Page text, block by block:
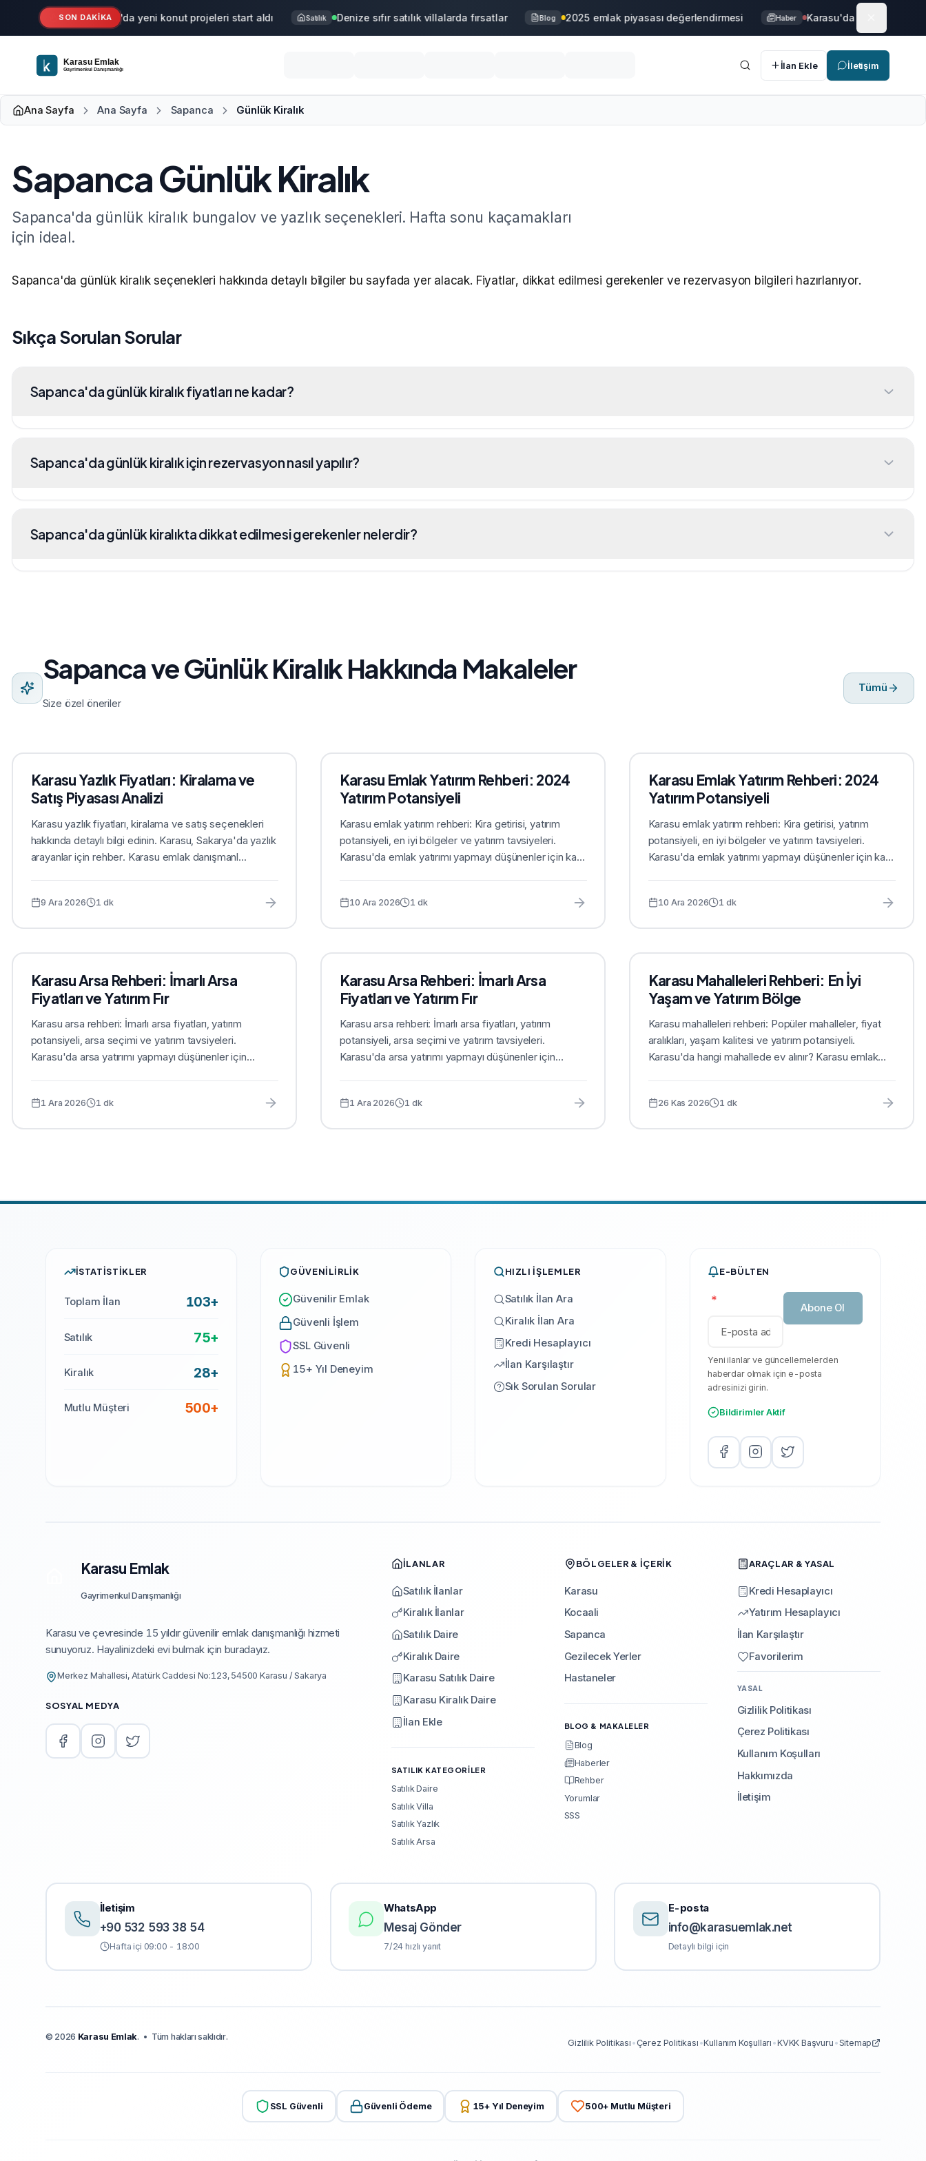
Ana içeriğe geç
SON DAKİKA
Haber Karasu'da yeni konut projeleri start aldı Satılık Denize sıfır satılık villalarda fırsatlar Blog 2025 emlak piyasası değerlendirmesi Haber Karasu'da yeni konut
İlan Ekle İletişim
Ana Sayfa Ana Sayfa Sapanca Günlük Kiralık
Sapanca Günlük Kiralık
Sapanca'da günlük kiralık bungalov ve yazlık seçenekleri. Hafta sonu kaçamakları
için ideal.
Sapanca'da günlük kiralık seçenekleri hakkında detaylı bilgiler bu sayfada yer alacak. Fiyatlar, dikkat edilmesi gerekenler ve rezervasyon bilgileri hazırlanıyor.
Sıkça Sorulan Sorular
Sapanca'da günlük kiralık fiyatları ne kadar?
Sapanca'da günlük kiralık için rezervasyon nasıl yapılır?
Sapanca'da günlük kiralıkta dikkat edilmesi gerekenler nelerdir?
Sapanca ve Günlük Kiralık Hakkında Makaleler
Size özel öneriler
Tümü
Karasu Yazlık Fiyatları: Kiralama ve
Satış Piyasası Analizi
Karasu yazlık fiyatları, kiralama ve satış seçenekleri
hakkında detaylı bilgi edinin. Karasu, Sakarya'da yazlık
arayanlar için rehber. Karasu emlak danışmanl...
9 Ara 2026 1 dk
Karasu Emlak Yatırım Rehberi: 2024
Yatırım Potansiyeli
Karasu emlak yatırım rehberi: Kira getirisi, yatırım
potansiyeli, en iyi bölgeler ve yatırım tavsiyeleri.
Karasu'da emlak yatırımı yapmayı düşünenler için ka...
10 Ara 2026 1 dk
Karasu Emlak Yatırım Rehberi: 2024
Yatırım Potansiyeli
Karasu emlak yatırım rehberi: Kira getirisi, yatırım
potansiyeli, en iyi bölgeler ve yatırım tavsiyeleri.
Karasu'da emlak yatırımı yapmayı düşünenler için ka...
10 Ara 2026 1 dk
Karasu Arsa Rehberi: İmarlı Arsa
Fiyatları ve Yatırım Fır
Karasu arsa rehberi: İmarlı arsa fiyatları, yatırım
potansiyeli, arsa seçimi ve yatırım tavsiyeleri.
Karasu'da arsa yatırımı yapmayı düşünenler için
1 Ara 2026 1 dk
Karasu Arsa Rehberi: İmarlı Arsa
Fiyatları ve Yatırım Fır
Karasu arsa rehberi: İmarlı arsa fiyatları, yatırım
potansiyeli, arsa seçimi ve yatırım tavsiyeleri.
Karasu'da arsa yatırımı yapmayı düşünenler için
1 Ara 2026 1 dk
Karasu Mahalleleri Rehberi: En İyi
Yaşam ve Yatırım Bölge
Karasu mahalleleri rehberi: Popüler mahalleler, fiyat
aralıkları, yaşam kalitesi ve yatırım potansiyeli.
Karasu'da hangi mahallede ev alınır? Karasu emlak
26 Kas 2026 1 dk
İSTATISTIKLER
Toplam İlan 103+
Satılık 75+
Kiralık 28+
Mutlu Müşteri 500+
GÜVENILIRLIK
Güvenilir Emlak
Güvenli İşlem
SSL Güvenli
15+ Yıl Deneyim
HIZLI İŞLEMLER
Satılık İlan Ara
Kiralık İlan Ara
Kredi Hesaplayıcı
İlan Karşılaştır
Sık Sorulan Sorular
E-BÜLTEN
*
Abone Ol
Yeni ilanlar ve güncellemelerden
haberdar olmak için e-posta
adresinizi girin.
Bildirimler Aktif
Karasu Emlak
Gayrimenkul Danışmanlığı
Karasu ve çevresinde 15 yıldır güvenilir emlak danışmanlığı hizmeti
sunuyoruz. Hayalinizdeki evi bulmak için buradayız.
Merkez Mahallesi, Atatürk Caddesi No:123, 54500 Karasu / Sakarya
SOSYAL MEDYA
İLANLAR
Satılık İlanlar
Kiralık İlanlar
Satılık Daire
Kiralık Daire
Karasu Satılık Daire
Karasu Kiralık Daire
İlan Ekle
SATILIK KATEGORILER
Satılık Daire
Satılık Villa
Satılık Yazlık
Satılık Arsa
BÖLGELER & İÇERIK
Karasu
Kocaali
Sapanca
Gezilecek Yerler
Hastaneler
BLOG & MAKALELER
Blog
Haberler
Rehber
Yorumlar
SSS
ARAÇLAR & YASAL
Kredi Hesaplayıcı
Yatırım Hesaplayıcı
İlan Karşılaştır
Favorilerim
YASAL
Gizlilik Politikası
Çerez Politikası
Kullanım Koşulları
Hakkımızda
İletişim
İletişim
+90 532 593 38 54
Hafta içi 09:00 - 18:00
WhatsApp
Mesaj Gönder
7/24 hızlı yanıt
E-posta
info@karasuemlak.net
Detaylı bilgi için
© 2026 Karasu Emlak. • Tüm hakları saklıdır.
Gizlilik Politikası •Çerez Politikası •Kullanım Koşulları •KVKK Başvuru •Sitemap
SSL Güvenli Güvenli Ödeme 15+ Yıl Deneyim 500+ Mutlu Müşteri